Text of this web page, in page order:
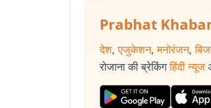
Prabhat
देश, एजुकेशन, मनोरंजन,
रोजाना की ब्रेकिंग हिंदी न्यूज